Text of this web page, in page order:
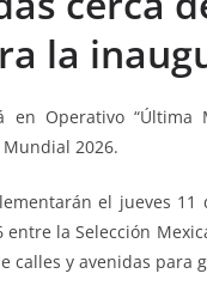
s
A
p
p
L
i
n
k
g
r
a
m
e
la
en Operativo
2026.
el jueves
la Selección
calles y avenidas para